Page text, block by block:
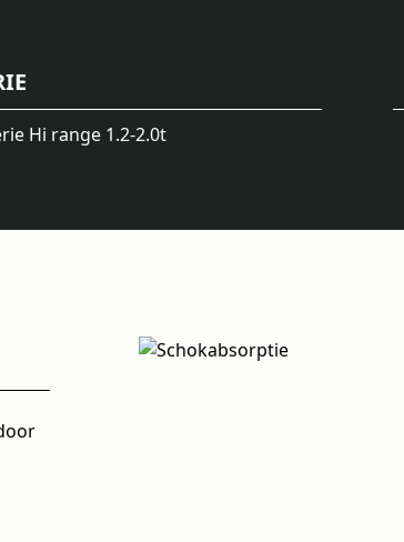
Hi range 1.2-2.0t